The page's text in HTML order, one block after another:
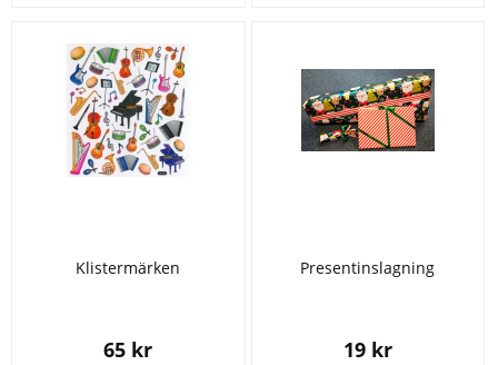
Klistermärken
65 kr
Presentinslagning
19 kr